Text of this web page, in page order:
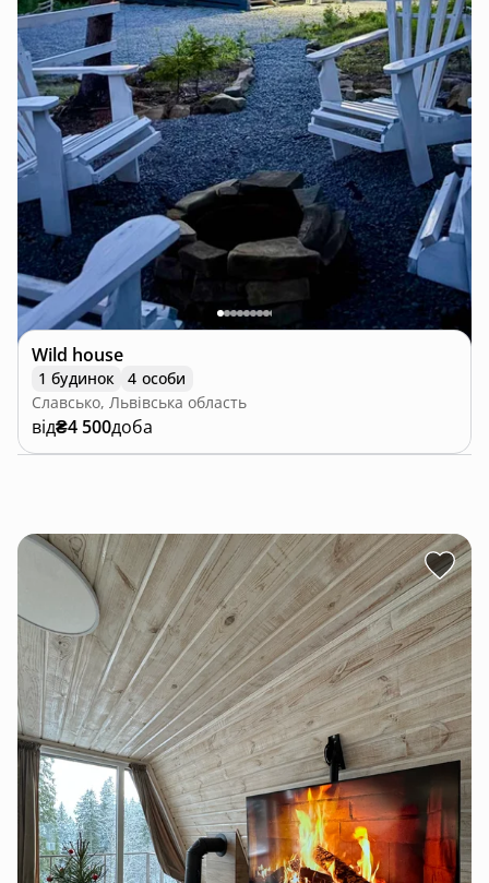
Wild house
1 будинок
4 особи
Славсько, Львівська область
від₴4 500доба